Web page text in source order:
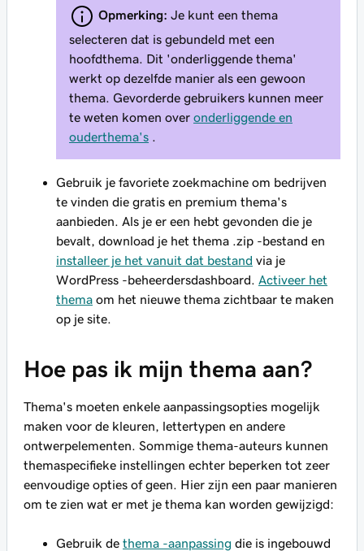
Opmerking: Je kunt een thema
selecteren dat is gebundeld met een
hoofdthema. Dit 'onderliggende thema'
werkt op dezelfde manier als een gewoon
thema. Gevorderde gebruikers kunnen meer
te weten komen over onderliggende en
ouderthema's .
Gebruik je favoriete zoekmachine om bedrijven
te vinden die gratis en premium thema's
aanbieden. Als je er een hebt gevonden die je
bevalt, download je het thema .zip -bestand en
installeer je het vanuit dat bestand via je
WordPress -beheerdersdashboard. Activeer het
thema om het nieuwe thema zichtbaar te maken
op je site.
Hoe pas ik mijn thema aan?
Thema's moeten enkele aanpassingsopties mogelijk
maken voor de kleuren, lettertypen en andere
ontwerpelementen. Sommige thema-auteurs kunnen
themaspecifieke instellingen echter beperken tot zeer
eenvoudige opties of geen. Hier zijn een paar manieren
om te zien wat er met je thema kan worden gewijzigd:
Gebruik de thema -aanpassing die is ingebouwd